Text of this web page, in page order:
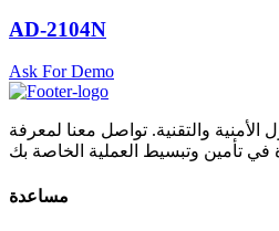
AD-2104N
Ask For Demo
والتقنية. تواصل معنا لمعرفة
مساعدة